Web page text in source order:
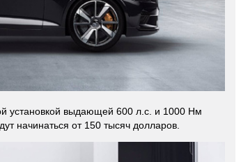
установкой выдающей 600 л.с. и 1000 Нм
начинаться от 150 тысяч долларов.